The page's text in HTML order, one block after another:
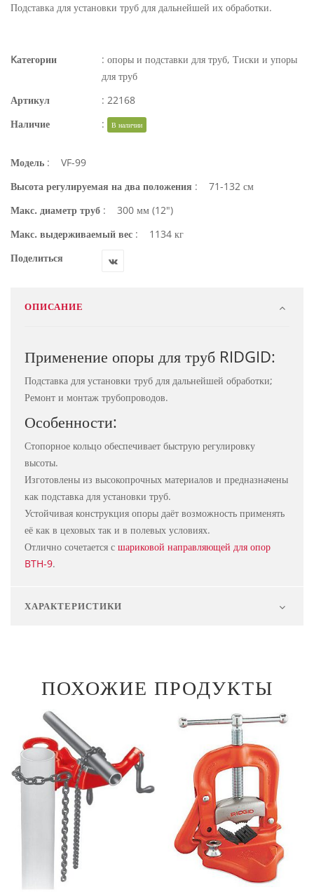
Подставка для установки труб для дальнейшей их обработки.
Kатегории : опоры и подставки для труб, Тиски и упоры
для труб
Артикул
: 22168
Наличие
: В наличии
Модель : VF-99
Высота регулируемая на два положения : 71-132 см
Макс. диаметр труб : 300 мм (12")
Макс. выдерживаемый вес : 1134 кг
Поделиться
ОПИСАНИЕ
Применение опоры для труб RIDGID:
Подставка для установки труб для дальнейшей обработки;
Ремонт и монтаж трубопроводов.
Особенности:
Стопорное кольцо обеспечивает быструю регулировку
высоты.
Изготовлены из высокопрочных материалов и предназначены
как подставка для установки труб.
Устойчивая конструкция опоры даёт возможность применять
её как в цеховых так и в полевых условиях.
Отлично сочетается с шариковой направляющей для опор
BTH-9.
ХАРАКТЕРИСТИКИ
ПОХОЖИЕ ПРОДУКТЫ